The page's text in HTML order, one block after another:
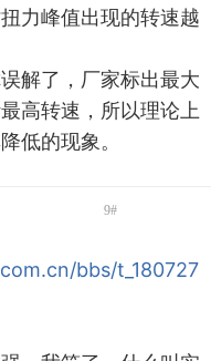
力峰值出现的转速越
解了，厂家标出最大
高转速，所以理论上
低的现象。
9#
bbs/t_180727